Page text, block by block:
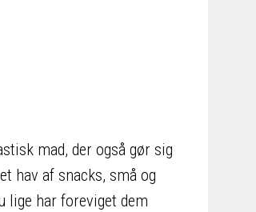
mad, der også gør sig
hav af snacks, små og
lige har foreviget dem